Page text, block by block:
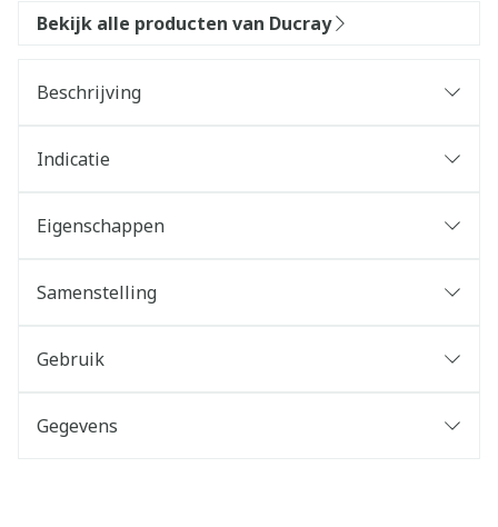
Bekijk alle producten van Ducray
Beschrijving
Indicatie
Eigenschappen
Samenstelling
Gebruik
Gegevens